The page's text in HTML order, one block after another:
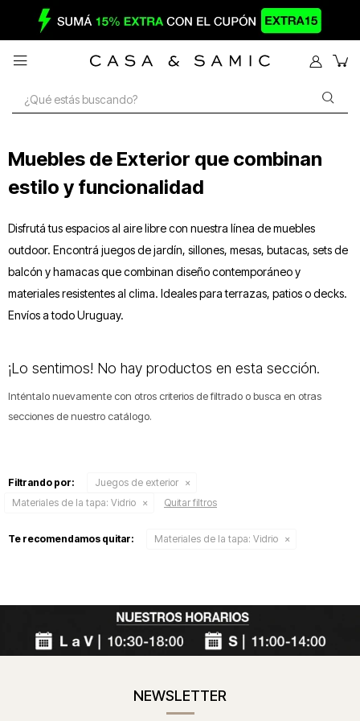

Muebles de Exterior que combinan
estilo y funcionalidad
Disfrutá tus espacios al aire libre con nuestra línea de muebles
outdoor. Encontrá juegos de jardín, sillones, mesas, butacas, sets de
balcón y hamacas que combinan diseño contemporáneo y
materiales resistentes al clima. Ideales para terrazas, patios o decks.
Envíos a todo Uruguay.
¡Lo sentimos! No hay productos en esta sección.
Inténtalo nuevamente con otros criterios de filtrado o busca en otras
secciones de nuestro catálogo.
Filtrando por:
Juegos de exterior
Materiales de la tapa: Vidrio Quitar filtros
Te recomendamos quitar: Materiales de la tapa: Vidrio
NEWSLETTER